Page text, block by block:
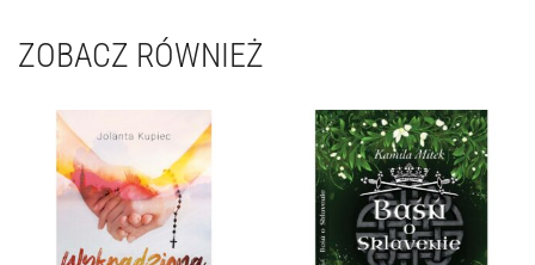
ZOBACZ RÓWNIEŻ